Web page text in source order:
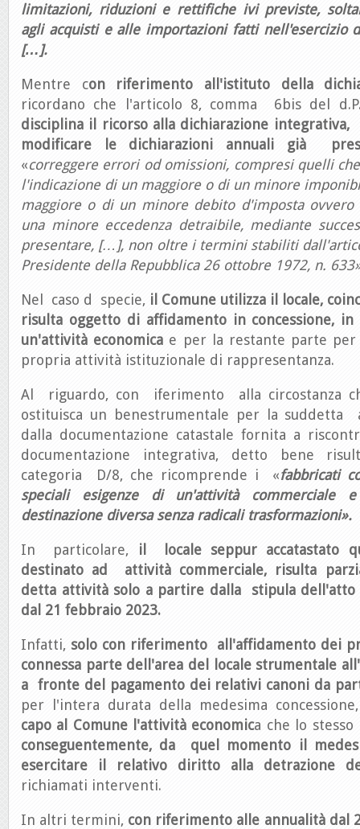
limitazioni, riduzioni e rettifiche ivi previste,
agli acquisti e alle importazioni fatti nell'esercizio
[…].
Mentre con riferimento all'istituto della
ricordano che l'articolo 8, comma 6­bis del
disciplina il ricorso alla dichiarazione
modificare le dichiarazioni annuali già
«correggere errori od omissioni, compresi quelli
l'indicazione di un maggiore o di un minore
maggiore o di un minore debito d'imposta
una minore eccedenza detraibile, mediante
presentare, […], non oltre i termini stabiliti
Presidente della Repubblica 26 ottobre 1972, n.
Nel caso d specie, il Comune utilizza il locale,
risulta oggetto di affidamento in concessione,
un'attività economica e per la restante parte
propria attività istituzionale di rappresentanza.
Al riguardo, con iferimento alla circostanza
ostituisca un benestrumentale per la suddetta
dalla documentazione catastale fornita a
documentazione integrativa, detto bene
categoria D/8, che ricomprende i «fabbricati
speciali esigenze di un'attività commerciale
destinazione diversa senza radicali trasformazioni».
In particolare,
il locale seppur accatastato
destinato ad attività commerciale, risulta
detta attività solo a partire dalla stipula dell'atto
dal 21 febbraio 2023.
Infatti, solo con riferimento all'affidamento dei
connessa parte dell'area del locale strumentale
a fronte del pagamento dei relativi canoni da
per l'intera durata della medesima
capo al Comune l'attività economica che lo
conseguentemente, da quel momento il
esercitare il relativo diritto alla detrazione
richiamati interventi.
In altri termini, con riferimento alle annualità dal